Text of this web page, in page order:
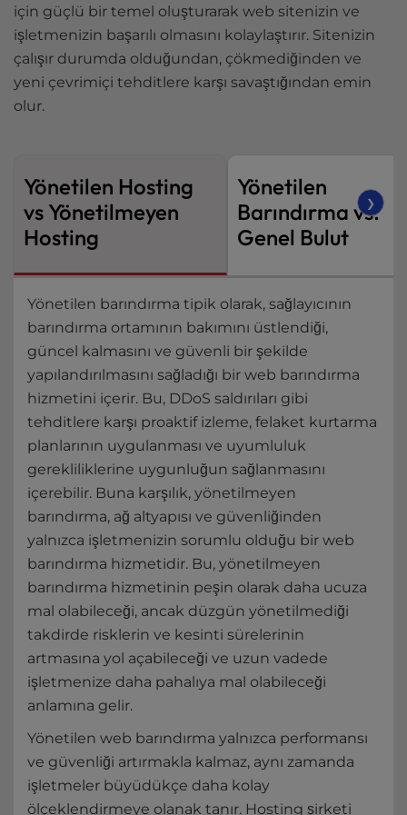
için güçlü bir temel oluşturarak web sitenizin ve
işletmenizin başarılı olmasını kolaylaştırır. Sitenizin
çalışır durumda olduğundan, çökmediğinden ve
yeni çevrimiçi tehditlere karşı savaştığından emin
olur.
Yönetilen Hosting
vs Yönetilmeyen
Hosting
Yönetilen
Barındırma vs.
Genel Bulut
❯
Yönetilen barındırma tipik olarak, sağlayıcının
barındırma ortamının bakımını üstlendiği,
güncel kalmasını ve güvenli bir şekilde
yapılandırılmasını sağladığı bir web barındırma
hizmetini içerir. Bu, DDoS saldırıları gibi
tehditlere karşı proaktif izleme, felaket kurtarma
planlarının uygulanması ve uyumluluk
gerekliliklerine uygunluğun sağlanmasını
içerebilir. Buna karşılık, yönetilmeyen
barındırma, ağ altyapısı ve güvenliğinden
yalnızca işletmenizin sorumlu olduğu bir web
barındırma hizmetidir. Bu, yönetilmeyen
barındırma hizmetinin peşin olarak daha ucuza
mal olabileceği, ancak düzgün yönetilmediği
takdirde risklerin ve kesinti sürelerinin
artmasına yol açabileceği ve uzun vadede
işletmenize daha pahalıya mal olabileceği
anlamına gelir.
Yönetilen web barındırma yalnızca performansı
ve güvenliği artırmakla kalmaz, aynı zamanda
işletmeler büyüdükçe daha kolay
ölçeklendirmeye olanak tanır. Hosting şirketi